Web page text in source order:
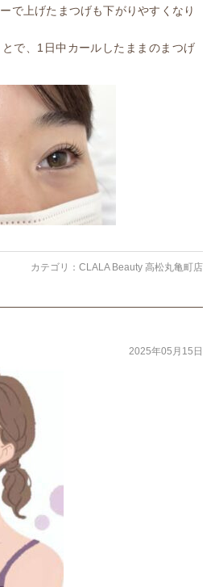
で上げたまつげも下がりやすくなり
で、1日中カールしたままのまつげ
カテゴリ： CLALA Beauty 高松丸亀町店
2025年05月15日